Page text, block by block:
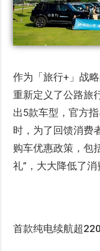
作为「旅行+」战
重新定义了公路旅
出5款车型，官方
时，为了回馈消费
购车优惠政策，包
礼”，大大降低了消
首款纯电续航超